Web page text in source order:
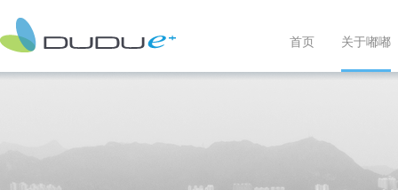
首页 关于嘟嘟